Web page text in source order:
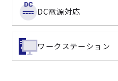
DC電源対応
ワークステーション